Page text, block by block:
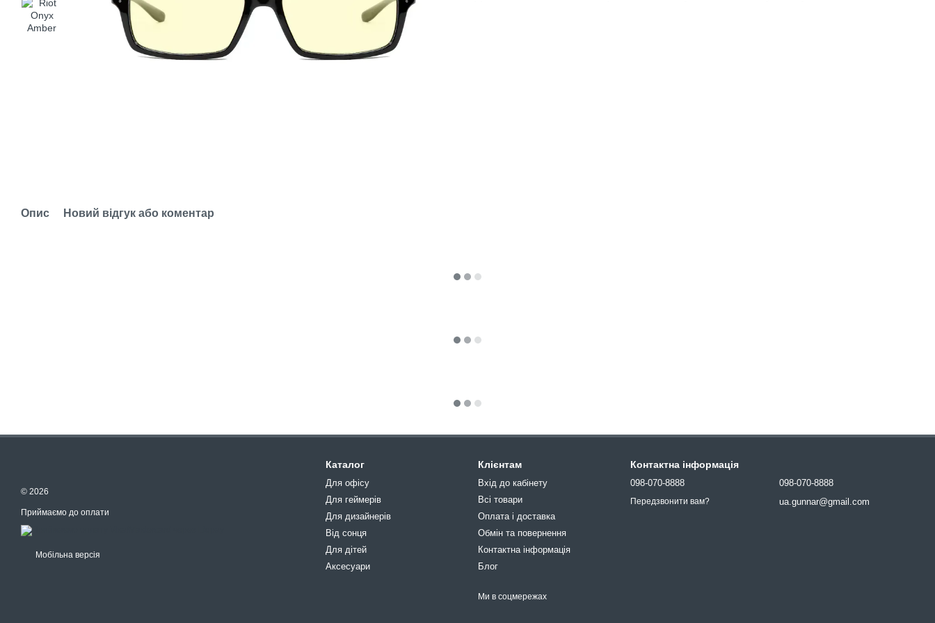
Опис Новий відгук або коментар
© 2026
Приймаємо до оплати
Мобільна версія
Каталог
Для офісу
Для геймерів
Для дизайнерів
Від сонця
Для дітей
Аксесуари
Клієнтам
Вхід до кабінету
Всі товари
Оплата і доставка
Обмін та повернення
Контактна інформація
Блог
Ми в соцмережах
Контактна інформація
098-070-8888
Передзвонити вам?
098-070-8888
ua.gunnar@gmail.com